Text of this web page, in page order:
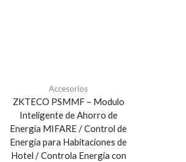
Accesorios
ZKTECO PSMMF – Modulo
Inteligente de Ahorro de
Energía MIFARE / Control de
Energía para Habitaciones de
Hotel / Controla Energía con